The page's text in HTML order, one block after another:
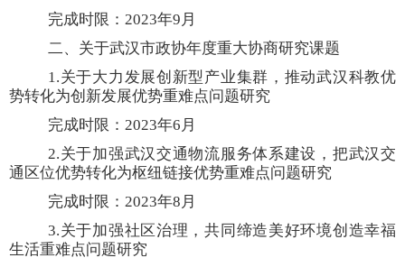
完成时限： 2023年9 月
二、关于武汉市政协年度重大协商研究课题
1.关于大力发展创新型产业集群，推动武汉科教优
势转化为创新发展优势重难点问题研究
完成时限： 2023年6 月
2.关于加强武汉交通物流服务体系建设，把武汉交
通区位优势转化为枢纽链接优势重难点问题研究
完成时限： 2023年8 月
3.关于加强社区治理，共同缔造美好环境创造幸福
生活重难点问题研究